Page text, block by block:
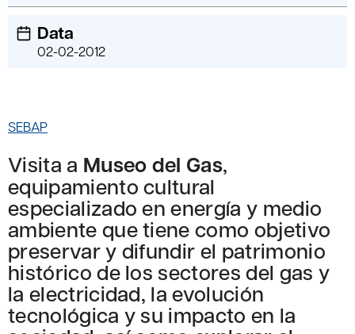
Data
02-02-2012
SEBAP
Visita a Museo del Gas,
equipamiento cultural
especializado en energía y medio
ambiente que tiene como objetivo
preservar y difundir el patrimonio
histórico de los sectores del gas y
la electricidad, la evolución
tecnológica y su impacto en la